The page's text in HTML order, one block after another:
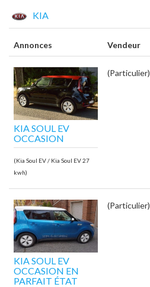
KIA
Annonces Vendeur
KIA SOUL EV
OCCASION
(Kia Soul EV / Kia Soul EV 27
kwh)
(Particulier)
KIA SOUL EV
OCCASION EN
PARFAIT ÉTAT
(Particulier)